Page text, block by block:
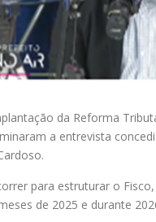
da Reforma
a entrevista
para estruturar o
de 2025 e durante